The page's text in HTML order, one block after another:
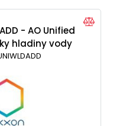
- AO Unified
hladiny vody